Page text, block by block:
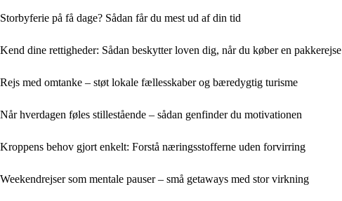
Storbyferie på få dage? Sådan får du mest ud af din tid
Kend dine rettigheder: Sådan beskytter loven dig, når du køber en pakkerejse
Rejs med omtanke – støt lokale fællesskaber og bæredygtig turisme
Når hverdagen føles stillestående – sådan genfinder du motivationen
Kroppens behov gjort enkelt: Forstå næringsstofferne uden forvirring
Weekendrejser som mentale pauser – små getaways med stor virkning